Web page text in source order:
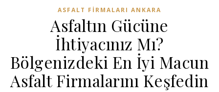
ASFALT FIRMALARI ANKARA
Asfaltın Gücüne
İhtiyacınız Mı?
Bölgenizdeki En İyi Macun
Asfalt Firmalarını Keşfedin